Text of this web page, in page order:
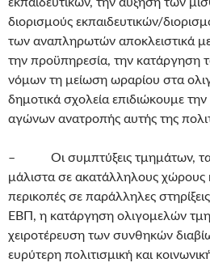
διορισμούς εκπαιδευτικών/
των αναπληρωτών αποκλειστικά
την προϋπηρεσία, την κατάργηση
νόμων τη μείωση ωραρίου στα
δημοτικά σχολεία επιδιώκουμε
αγώνων ανατροπής αυτής της
– Οι συμπτύξεις τμημάτων, τα
μάλιστα σε ακατάλληλους χώρους
περικοπές σε παράλληλες
ΕΒΠ, η κατάργηση ολιγομελών
χειροτέρευση των συνθηκών
ευρύτερη πολιτισμική και